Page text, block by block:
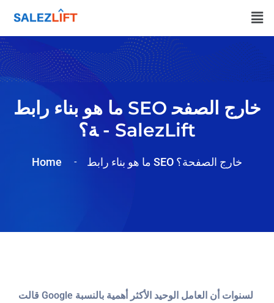
ما هو بناء رابط SEO خارج الصفح
ة؟ - SalezLift
Home ما هو بناء رابط SEO خارج الصفحة؟
قالت Google لسنوات أن العامل الوحيد الأكثر أهمية بالنسبة